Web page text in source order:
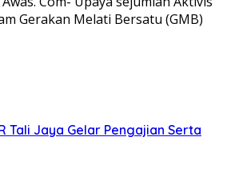
Gerakan Melati Bersatu (GMB)
Tali Jaya Gelar Pengajian Serta